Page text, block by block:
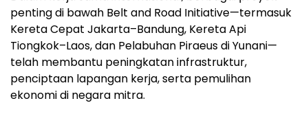
penting di bawah Belt and Road Initiative—termasuk
Kereta Cepat Jakarta–Bandung, Kereta Api
Tiongkok–Laos, dan Pelabuhan Piraeus di Yunani—
telah membantu peningkatan infrastruktur,
penciptaan lapangan kerja, serta pemulihan
ekonomi di negara mitra.